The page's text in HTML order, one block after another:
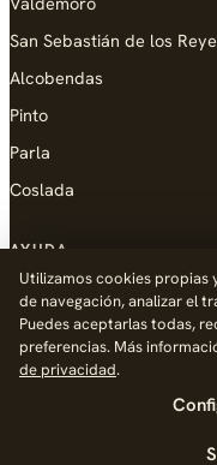
San Sebastián de los
Alcobendas
Pinto
Parla
Coslada
AYUDA
Añadir empresa
Contacto
Política de Privacidad
Utilizamos cookies propias
de navegación, analizar el
Puedes aceptarlas todas,
preferencias. Más
de privacidad.